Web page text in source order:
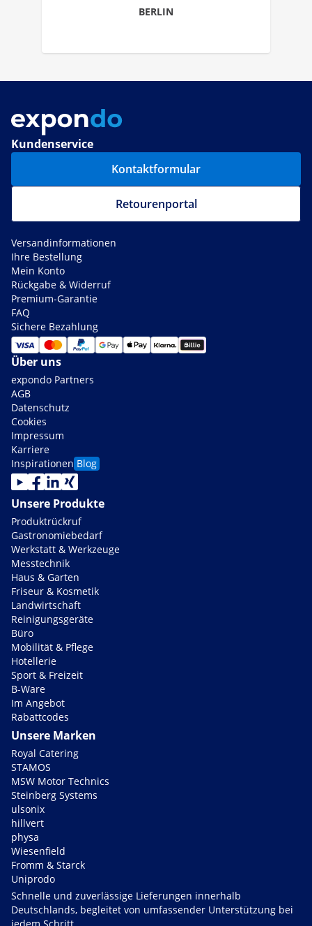
BERLIN
Kundenservice
Kontaktformular
Retourenportal
Versandinformationen
Ihre Bestellung
Mein Konto
Rückgabe & Widerruf
Premium-Garantie
FAQ
Sichere Bezahlung
Über uns
expondo Partners
AGB
Datenschutz
Cookies
Impressum
Karriere
Inspirationen Blog
Unsere Produkte
Produktrückruf
Gastronomiebedarf
Werkstatt & Werkzeuge
Messtechnik
Haus & Garten
Friseur & Kosmetik
Landwirtschaft
Reinigungsgeräte
Büro
Mobilität & Pflege
Hotellerie
Sport & Freizeit
B-Ware
Im Angebot
Rabattcodes
Unsere Marken
Royal Catering
STAMOS
MSW Motor Technics
Steinberg Systems
ulsonix
hillvert
physa
Wiesenfield
Fromm & Starck
Uniprodo
Schnelle und zuverlässige Lieferungen innerhalb
Deutschlands, begleitet von umfassender Unterstützung bei